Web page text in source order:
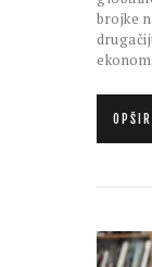
brojke